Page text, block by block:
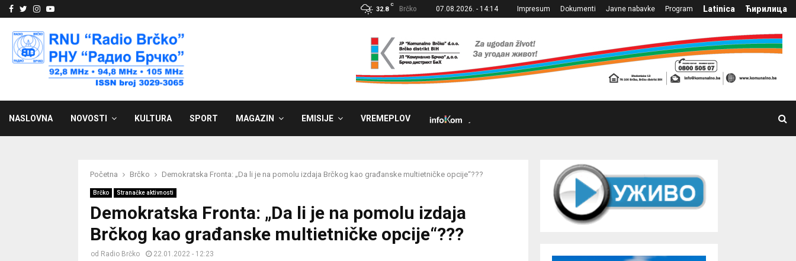
Facebook
Twitter
Instagram
Youtube 32.8
C
Brčko 07.08.2026. - 14:14 Impresum Dokumenti Javne nabavke Program Latinica Ћирилица
NASLOVNA NOVOSTI KULTURA SPORT MAGAZIN EMISIJE VREMEPLOV
Početna Brčko Demokratska Fronta: „Da li je na pomolu izdaja Brčkog kao građanske multietničke opcije“???
Brčko Stranačke aktivnosti
Demokratska Fronta: „Da li je na pomolu izdaja
Brčkog kao građanske multietničke opcije“???
od Radio Brčko 22.01.2022 - 12:23